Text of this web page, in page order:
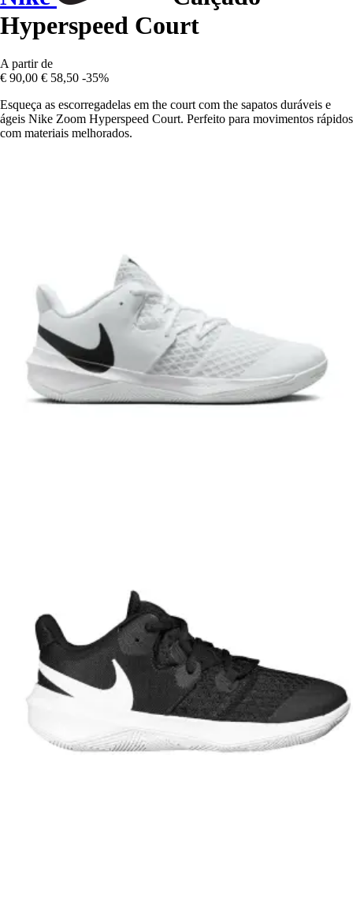
Hyperspeed Court
A partir de
€ 90,00 € 58,50 -35%
Esqueça as escorregadelas em the court com the sapatos duráveis e
ágeis Nike Zoom Hyperspeed Court. Perfeito para movimentos rápidos
com materiais melhorados.